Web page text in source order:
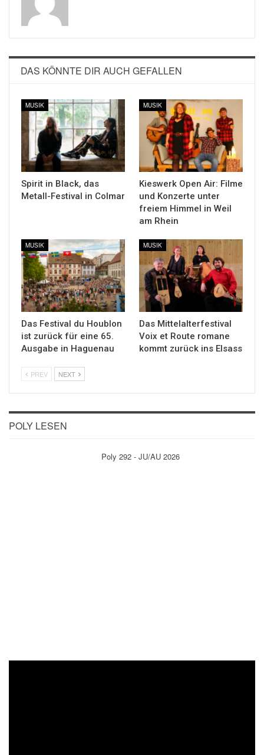
DAS KÖNNTE DIR AUCH GEFALLEN
MUSIK
Spirit in Black, das
Metall-Festival in Colmar
MUSIK
Kieswerk Open Air: Filme
und Konzerte unter
freiem Himmel in Weil
am Rhein
MUSIK
Das Festival du Houblon
ist zurück für eine 65.
Ausgabe in Haguenau
MUSIK
Das Mittelalterfestival
Voix et Route romane
kommt zurück ins Elsass
PREV NEXT
POLY LESEN
Poly 292 - JU/AU 2026